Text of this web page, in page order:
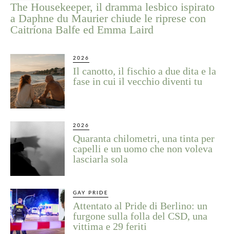
The Housekeeper, il dramma lesbico ispirato
a Daphne du Maurier chiude le riprese con
Caitríona Balfe ed Emma Laird
2026
Il canotto, il fischio a due dita e la
fase in cui il vecchio diventi tu
2026
Quaranta chilometri, una tinta per
capelli e un uomo che non voleva
lasciarla sola
GAY PRIDE
Attentato al Pride di Berlino: un
furgone sulla folla del CSD, una
vittima e 29 feriti